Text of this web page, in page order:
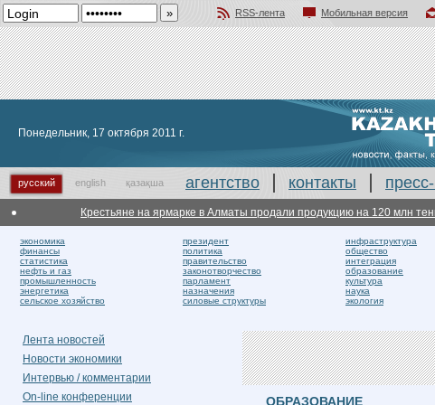
RSS-лента Мобильная версия
Понедельник, 17 октября 2011 г.
русский english қазақша агентство контакты
Крестьяне на ярмарке в Алматы продали продукцию на 120 млн тенге
экономика
финансы
статистика
нефть и газ
промышленность
энергетика
сельское хозяйство
президент
политика
правительство
законотворчество
парламент
назначения
силовые структуры
инфраструктура
общество
интеграция
образование
культура
наука
экология
Лента новостей
Новости экономики
Интервью / комментарии
On-line конференции
ОБРАЗОВАНИЕ